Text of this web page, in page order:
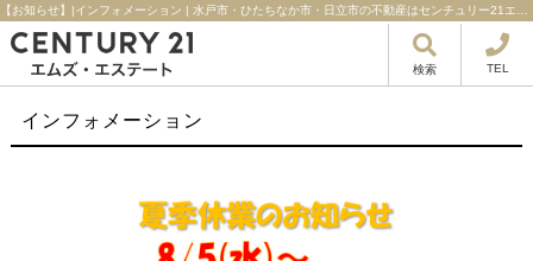
検索 TEL
インフォメーション